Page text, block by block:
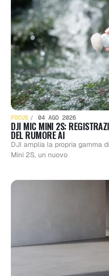
FOCUS 04 AGO 2026
DJI MIC MINI 2S:
DEL RUMORE AI
DJI amplia la propria gamma
Mini 2S, un nuovo